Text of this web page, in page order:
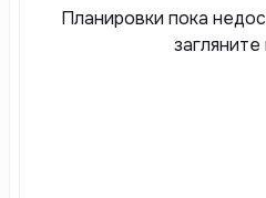
Планировки пока